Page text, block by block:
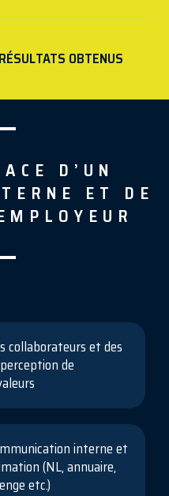
OBTENUS
D’UN
ET DE
collaborateurs et des
de
interne et
(NL, annuaire,
etc.)